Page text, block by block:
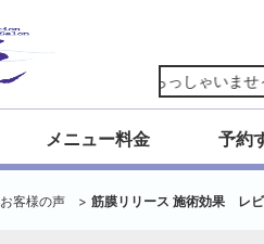
いらっしゃいませ～！癒
メニュー料金 予約
お客様の声 > 筋膜リリース 施術効果 レ